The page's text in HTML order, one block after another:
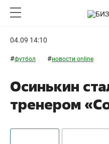
04.09 14:10
#футбол #новости online
Осинькин
тренером